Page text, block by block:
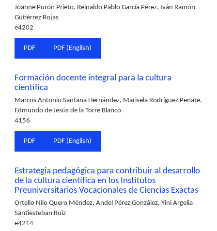
Joanne Purón Prieto, Reinaldo Pablo García Pérez, Iván Ramón
Gutiérrez Rojas
e4202
PDF PDF (English)
Formación docente integral para la cultura
científica
Marcos Antonio Santana Hernández, Marisela Rodríguez Peñate,
Edmundo de Jesús de la Torre Blanco
4156
PDF PDF (English)
Estrategia pedagógica para contribuir al desarrollo
de la cultura científica en los Institutos
Preuniversitarios Vocacionales de Ciencias Exactas
Ortelio Nilo Quero Méndez, Andel Pérez González, Yini Argelia
Santiesteban Ruiz
e4214